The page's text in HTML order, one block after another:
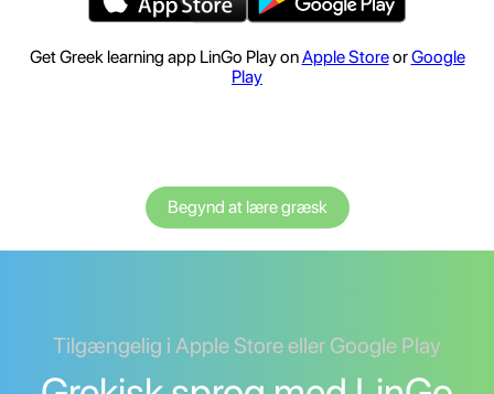
Get Greek learning app LinGo Play onApple StoreorGoogle
Play
Begynd at lære græsk
Tilgængelig i Apple Store eller Google Play